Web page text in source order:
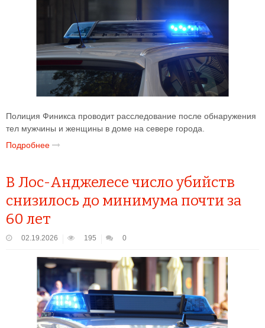
Полиция Финикса проводит расследование после обнаружения
тел мужчины и женщины в доме на севере города.
Подробнее
В Лос-Анджелесе число убийств
снизилось до минимума почти за
60 лет
02.19.2026 195 0